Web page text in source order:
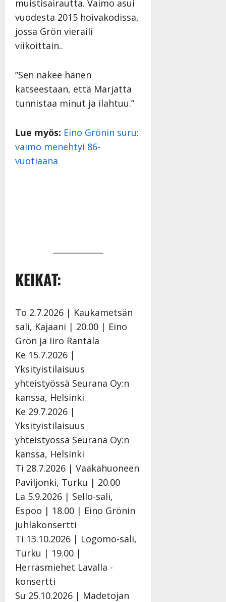
muistisairautta. Vaimo asui
vuodesta 2015 hoivakodissa,
jossa Grön vieraili
viikoittain..
”Sen näkee hänen
katseestaan, että Marjatta
tunnistaa minut ja ilahtuu.”
Lue myös: Eino Grönin suru:
vaimo menehtyi 86-
vuotiaana
KEIKAT:
To 2.7.2026 | Kaukametsän
sali, Kajaani | 20.00 | Eino
Grön ja Iiro Rantala
Ke 15.7.2026 |
Yksityistilaisuus
yhteistyössä Seurana Oy:n
kanssa, Helsinki
Ke 29.7.2026 |
Yksityistilaisuus
yhteistyössä Seurana Oy:n
kanssa, Helsinki
Ti 28.7.2026 | Vaakahuoneen
Paviljonki, Turku | 20.00
La 5.9.2026 | Sello-sali,
Espoo | 18.00 | Eino Grönin
juhlakonsertti
Ti 13.10.2026 | Logomo-sali,
Turku | 19.00 |
Herrasmiehet Lavalla -
konsertti
Su 25.10.2026 | Madetojan